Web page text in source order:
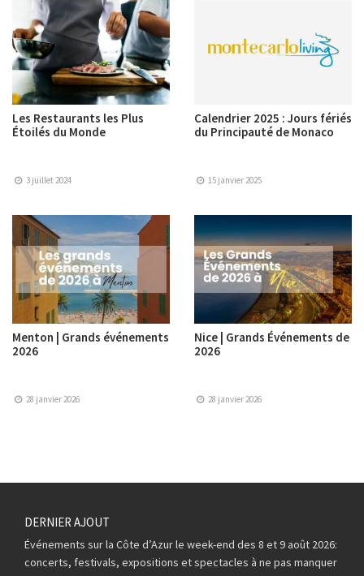
Les Restaurants les Plus
Étoilés du Monde
3 juillet 2024
Calendrier 2025 : Jours fériés
du Principauté de Monaco
15 janvier 2025
Menton | Grands événements
2026
28 janvier 2026
Nice | Grands Événements de
2026
28 janvier 2026
DERNIER AJOUT
Événements sur la Côte d’Azur le week-end des 8 et 9 août 2026:
concerts, festivals, expositions et spectacles à ne pas manquer